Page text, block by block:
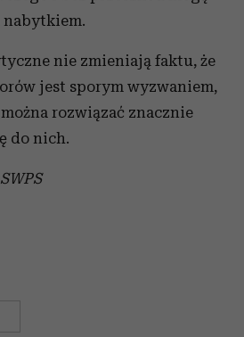
nabytkiem.
nie zmieniają faktu, że
jest sporym wyzwaniem,
rozwiązać znacznie
do nich.